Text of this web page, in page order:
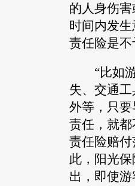
的人身伤
时间内发
责任险是
“比如游
失、 交通工
外等，只
责任，就
责任险赔
此，阳光
出，即使